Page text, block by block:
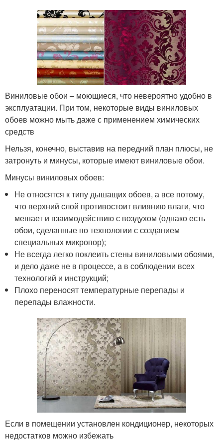
Виниловые обои – моющиеся, что невероятно удобно в
эксплуатации. При том, некоторые виды виниловых
обоев можно мыть даже с применением химических
средств
Нельзя, конечно, выставив на передний план плюсы, не
затронуть и минусы, которые имеют виниловые обои.
Минусы виниловых обоев:
Не относятся к типу дышащих обоев, а все потому,
что верхний слой противостоит влиянию влаги, что
мешает и взаимодействию с воздухом (однако есть
обои, сделанные по технологии с созданием
специальных микропор);
Не всегда легко поклеить стены виниловыми обоями,
и дело даже не в процессе, а в соблюдении всех
технологий и инструкций;
Плохо переносят температурные перепады и
перепады влажности.
Если в помещении установлен кондиционер, некоторых
недостатков можно избежать